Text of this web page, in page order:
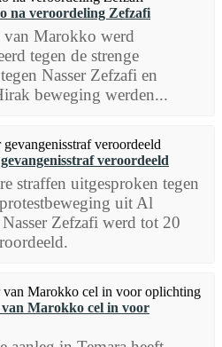
na veroordeling Zefzafi
van Marokko werd
tegen de strenge
Nasser Zefzafi en
beweging werden...
veroordeeld
straffen uitgesproken tegen
uit Al
Zefzafi werd tot 20
Marokko cel in voor